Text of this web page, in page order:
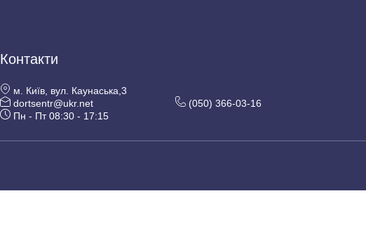
Контакти
м. Київ, вул. Каунаська,3
dortsentr@ukr.net
Пн - Пт 08:30 - 17:15
(050) 366-03-16